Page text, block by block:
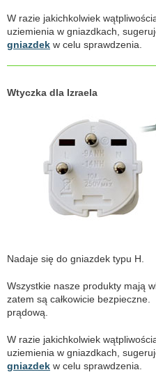
W razie jakichkolwiek
uziemienia w gniazdkach,
gniazdek w celu sprawdzenia.
Wtyczka dla Izraela
Nadaje się do gniazdek typu H.
Wszystkie nasze produkty mają
zatem są całkowicie
prądową.
W razie jakichkolwiek
uziemienia w gniazdkach,
gniazdek w celu sprawdzenia.